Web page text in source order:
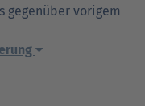
gegenüber vorigem